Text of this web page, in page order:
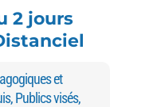
2 jours
et
Publics visés,